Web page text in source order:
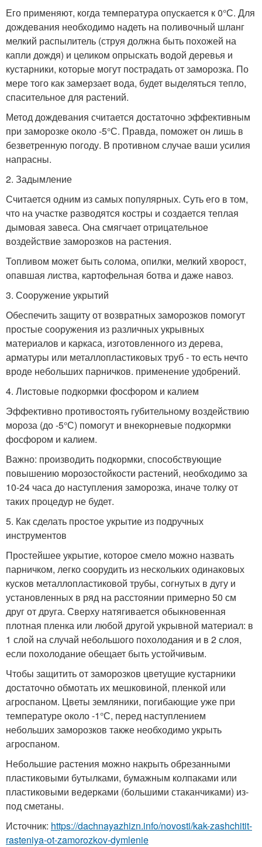
Его применяют, когда температура опускается к 0°С. Для
дождевания необходимо надеть на поливочный шланг
мелкий распылитель (струя должна быть похожей на
капли дождя) и целиком опрыскать водой деревья и
кустарники, которые могут пострадать от заморозка. По
мере того как замерзает вода, будет выделяться тепло,
спасительное для растений.
Метод дождевания считается достаточно эффективным
при заморозке около -5°С. Правда, поможет он лишь в
безветренную погоду. В противном случае ваши усилия
напрасны.
2. Задымление
Считается одним из самых популярных. Суть его в том,
что на участке разводятся костры и создается теплая
дымовая завеса. Она смягчает отрицательное
воздействие заморозков на растения.
Топливом может быть солома, опилки, мелкий хворост,
опавшая листва, картофельная ботва и даже навоз.
3. Сооружение укрытий
Обеспечить защиту от возвратных заморозков помогут
простые сооружения из различных укрывных
материалов и каркаса, изготовленного из дерева,
арматуры или металлопластиковых труб - то есть нечто
вроде небольших парничков. применение удобрений.
4. Листовые подкормки фосфором и калием
Эффективно противостоять губительному воздействию
мороза (до -5°С) помогут и внекорневые подкормки
фосфором и калием.
Важно: производить подкормки, способствующие
повышению морозостойкости растений, необходимо за
10-24 часа до наступления заморозка, иначе толку от
таких процедур не будет.
5. Как сделать простое укрытие из подручных
инструментов
Простейшее укрытие, которое смело можно назвать
парничком, легко соорудить из нескольких одинаковых
кусков металлопластиковой трубы, согнутых в дугу и
установленных в ряд на расстоянии примерно 50 см
друг от друга. Сверху натягивается обыкновенная
плотная пленка или любой другой укрывной материал: в
1 слой на случай небольшого похолодания и в 2 слоя,
если похолодание обещает быть устойчивым.
Чтобы защитить от заморозков цветущие кустарники
достаточно обмотать их мешковиной, пленкой или
агроспаном. Цветы земляники, погибающие уже при
температуре около -1°С, перед наступлением
небольших заморозков также необходимо укрыть
агроспаном.
Небольшие растения можно накрыть обрезанными
пластиковыми бутылками, бумажным колпаками или
пластиковыми ведерками (большими стаканчиками) из-
под сметаны.
Источник: https://dachnayazhizn.info/novosti/kak-zashchitit-
rasteniya-ot-zamorozkov-dymlenie